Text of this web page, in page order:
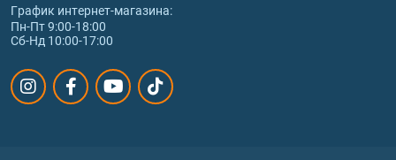
График интернет‑магазина:
Пн-Пт 9:00-18:00
Сб-Нд 10:00-17:00